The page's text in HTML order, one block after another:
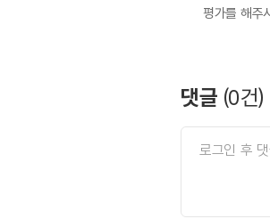
평가를 해주
댓글 (0건)